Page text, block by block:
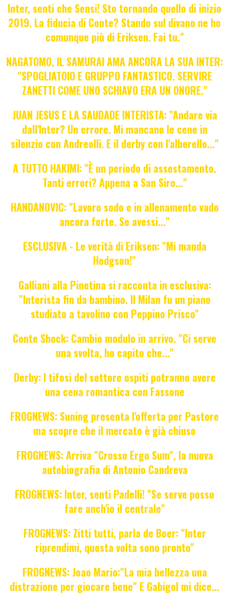
Inter, senti che Sensi! Sto tornando quello di inizio
2019. La fiducia di Conte? Stando sul divano ne ho
comunque più di Eriksen. Fai tu."
NAGATOMO, IL SAMURAI AMA ANCORA LA SUA INTER:
"SPOGLIATOIO E GRUPPO FANTASTICO. SERVIRE
ZANETTI COME UNO SCHIAVO ERA UN ONORE."
JUAN JESUS E LA SAUDADE INTERISTA: "Andare via
dall'Inter? Un errore. Mi mancano le cene in
silenzio con Andreolli. E il derby con l'alberello..."
A TUTTO HAKIMI: "È un periodo di assestamento.
Tanti errori? Appena a San Siro..."
HANDANOVIC: "Lavoro sodo e in allenamento vado
ancora forte. Se avessi..."
ESCLUSIVA - Le verità di Eriksen: "Mi manda
Hodgson!"
Galliani alla Pinetina si racconta in esclusiva:
"Interista fin da bambino. Il Milan fu un piano
studiato a tavolino con Peppino Prisco"
Conte Shock: Cambio modulo in arrivo. "Ci serve
una svolta, ho capito che..."
Derby: I tifosi del settore ospiti potranno avere
una cena romantica con Fassone
FROGNEWS: Suning presenta l'offerta per Pastore
ma scopre che il mercato è già chiuso
FROGNEWS: Arriva "Crosso Ergo Sum", la nuova
autobiografia di Antonio Candreva
FROGNEWS: Inter, senti Padelli! "Se serve posso
fare anch'io il centrale"
FROGNEWS: Zitti tutti, parla de Boer: "Inter
riprendimi, questa volta sono pronto"
FROGNEWS: Joao Mario:"La mia bellezza una
distrazione per giocare bene" E Gabigol mi dice...